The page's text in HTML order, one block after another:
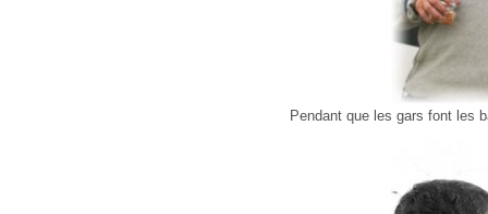
Pendant que les gars font les